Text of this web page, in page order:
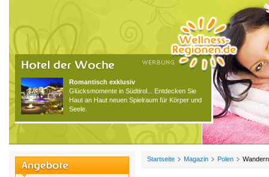
Romantisch exklusiv
Glücksmomente in Südtirol... Entdecken Sie
Haut an Haut neuen Spielraum für Körper und
Seele.
Startseite Magazin Polen